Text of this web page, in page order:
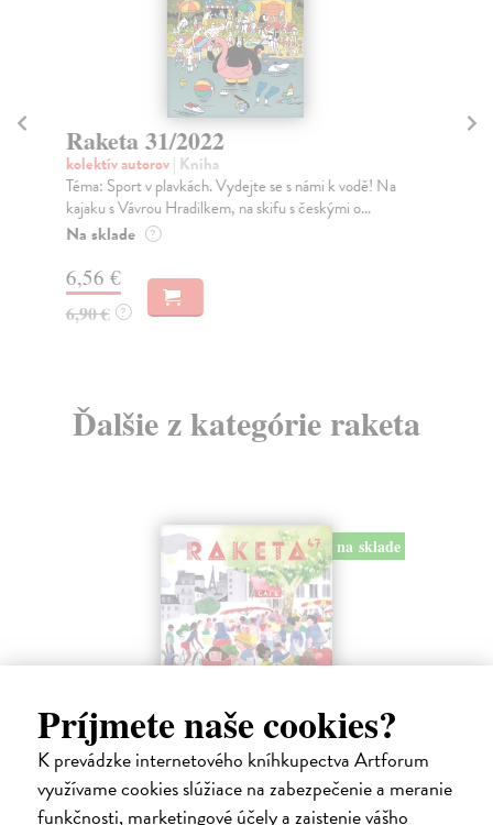
Príjmete naše cookies?
K prevádzke internetového kníhkupectva Artforum
využívame cookies slúžiace na zabezpečenie a meranie
funkčnosti, marketingové účely a zaistenie vášho
Raketa 31/2022
kolektív autorov| Kniha
Téma: Sport v plavkách. Vydejte se s námi k vodě! Na
kajaku s Vávrou Hradilkem, na skifu s českými o...
Na sklade ?
6,56 €
6,90 € ?
Ďalšie z kategórie raketa
na sklade
Raketa 47/2026
kolektív autorov| Časopis
Téma: Francie. Kam se ve Francii vydat a co dobrého ochutnat.